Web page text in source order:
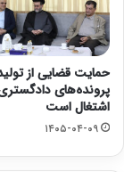
حمایت قضایی از
پرونده‌های
اشتغال است
۱۴۰۵-۰۴-۰۹